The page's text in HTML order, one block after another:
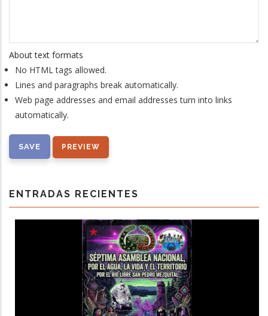
About text formats
No HTML tags allowed.
Lines and paragraphs break automatically.
Web page addresses and email addresses turn into links
automatically.
ENTRADAS RECIENTES